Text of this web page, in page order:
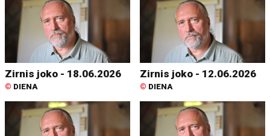
Zirnis joko - 18.06.2026
© DIENA
Zirnis joko - 12.06.2026
© DIENA